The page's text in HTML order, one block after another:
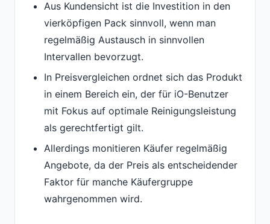
Aus Kundensicht ist die Investition in den
vierköpfigen Pack sinnvoll, wenn man
regelmäßig Austausch in sinnvollen
Intervallen bevorzugt.
In Preisvergleichen ordnet sich das Produkt
in einem Bereich ein, der für iO-Benutzer
mit Fokus auf optimale Reinigungsleistung
als gerechtfertigt gilt.
Allerdings monitieren Käufer regelmäßig
Angebote, da der Preis als entscheidender
Faktor für manche Käufergruppe
wahrgenommen wird.